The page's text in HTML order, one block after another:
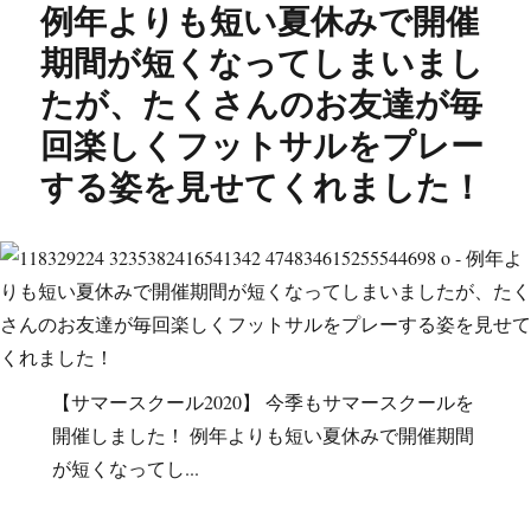
例年よりも短い夏休みで開催
期間が短くなってしまいまし
たが、たくさんのお友達が毎
回楽しくフットサルをプレー
する姿を見せてくれました！
【サマースクール2020】 今季もサマースクールを
開催しました！ 例年よりも短い夏休みで開催期間
が短くなってし...